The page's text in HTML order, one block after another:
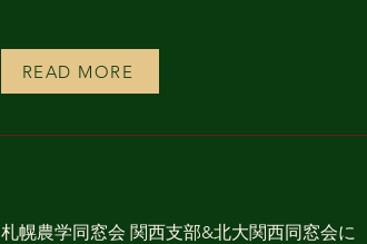
READ MORE
札幌農学同窓会 関西支部&北大関西同窓会に